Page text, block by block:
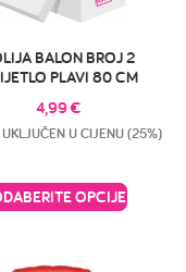
BALON BROJ 2
PLAVI 80 CM
4,99€
U CIJENU (25%)
OPCIJE